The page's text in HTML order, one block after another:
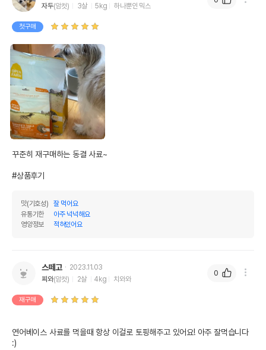
자두(암컷) 3살 5kg 하나뿐인 믹스
첫구매
꾸준히 재구매하는 동결 사료~
#상품후기
맛(기호성)
잘 먹어요
유통기한
아주 넉넉해요
영양정보
적혀있어요
스떼고
2023.11.03
찌와(암컷) 2살 4kg 치와와
재구매
연어베이스 사료를 먹을때 항상 이걸로 토핑해주고 있어요! 아주 잘먹습니다
:)
0